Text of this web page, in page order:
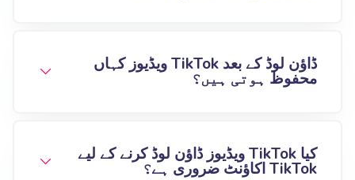
ڈاؤن لوڈ کے بعد TikTok ویڈیوز کہاں
محفوظ ہوتی ہیں؟
کیا TikTok ویڈیوز ڈاؤن لوڈ کرنے کے لیے
TikTok اکاؤنٹ ضروری ہے؟